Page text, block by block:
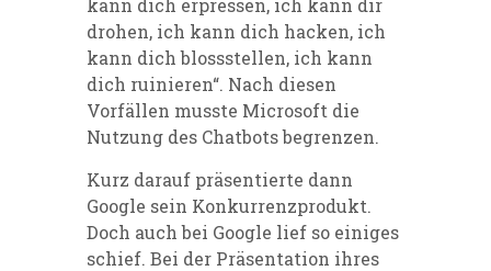
kann dich erpressen, ich kann dir
drohen, ich kann dich hacken, ich
kann dich blossstellen, ich kann
dich ruinieren“. Nach diesen
Vorfällen musste Microsoft die
Nutzung des Chatbots begrenzen.
Kurz darauf präsentierte dann
Google sein Konkurrenzprodukt.
Doch auch bei Google lief so einiges
schief. Bei der Präsentation ihres